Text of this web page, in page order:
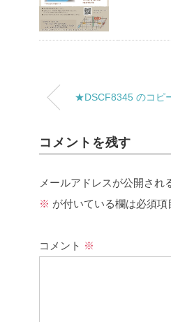
★DSCF8345 のコピ
コメントを残す
メールアドレスが公開され
※ が付いている欄は必須項
コメント ※